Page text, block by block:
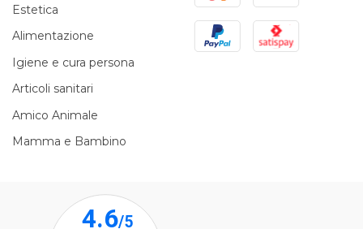
Estetica
Alimentazione
Igiene e cura persona
Articoli sanitari
Amico Animale
Mamma e Bambino
PayPal Satispay